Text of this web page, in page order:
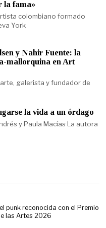
la fama»
colombiano formado
York
y Nahir Fuente: la
mallorquina en Art
galerista y fundador de
la vida a un órdago
y Paula Macías La autora
punk reconocida con el Premio
las Artes 2026